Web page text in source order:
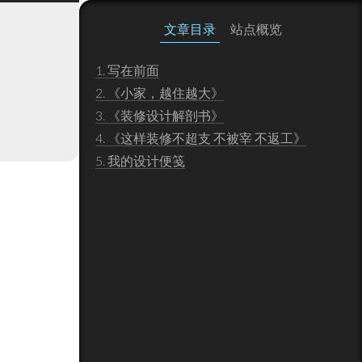
文章目录 站点概览
1. 写在前面
2.
《小家，越住越大》
3.
《装修设计解剖书》
4.
《这样装修不超支 不被宰 不返工》
5. 我的设计便笺